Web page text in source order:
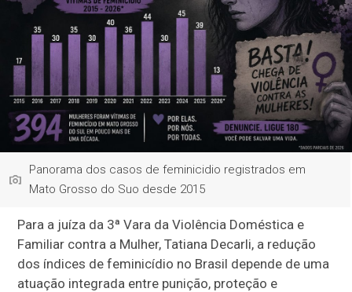
Panorama dos casos de feminicidio registrados em
Mato Grosso do Suo desde 2015
Para a juíza da 3ª Vara da Violência Doméstica e
Familiar contra a Mulher, Tatiana Decarli, a redução
dos índices de feminicídio no Brasil depende de uma
atuação integrada entre punição, proteção e